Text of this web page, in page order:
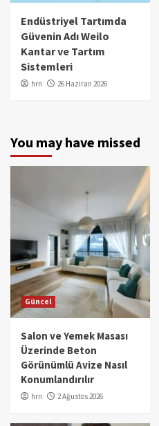
Endüstriyel Tartımda
Güvenin Adı Weilo
Kantar ve Tartım
Sistemleri
hrn 26 Haziran 2026
You may have missed
Güncel
Salon ve Yemek Masası
Üzerinde Beton
Görünümlü Avize Nasıl
Konumlandırılır
hrn 2 Ağustos 2026